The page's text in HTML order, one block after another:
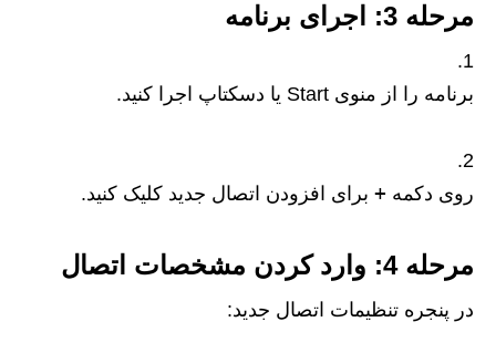
مرحله 3: اجرای برنامه
برنامه را از منوی Start یا دسکتاپ اجرا کنید.
روی دکمه + برای افزودن اتصال جدید کلیک کنید.
مرحله 4: وارد کردن مشخصات اتصال
در پنجره تنظیمات اتصال جدید: